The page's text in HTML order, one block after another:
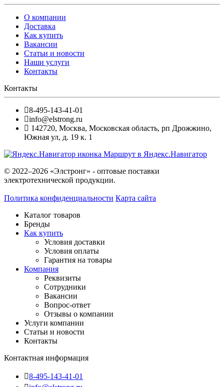
О компании
Доставка
Как купить
Вакансии
Статьи и новости
Наши услуги
Контакты
Контакты
8-495-143-41-01
info@elstrong.ru
142720, Москва, Московская область, рп Дрожжино,
Южная ул, д. 19 к. 1
Маршрут в Яндекс.Навигатор
© 2022–2026 «Элстронг» - оптовые поставки
электротехнической продукции.
Политика конфиденциальности Карта сайта
Каталог товаров
Бренды
Как купить
Условия доставки
Условия оплаты
Гарантия на товары
Компания
Реквизиты
Сотрудники
Вакансии
Вопрос-ответ
Отзывы о компании
Услуги компании
Статьи и новости
Контакты
Контактная информация
8-495-143-41-01